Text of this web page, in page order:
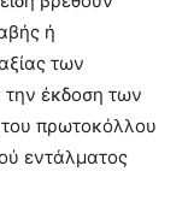
ή
των
την έκδοση των
πρωτοκόλλου
εντάλματος